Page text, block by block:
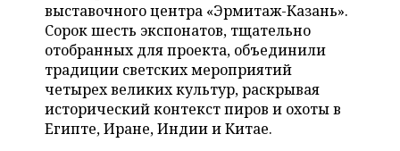
КИБЕРСПОРТ
ФИГУРНОЕ КАТАНИЕ
ВОДНЫЕ ВИДЫ СПОРТА
ХОККЕЙ С МЯЧОМ
КУЛЬТУРА
МЕДИЦИНА
ОБРАЗОВАНИЕ
ПРОИСШЕСТВИЯ
СПИСОК КОМПАНИЙ
выставочного центра «Эрмитаж-Казань».
Сорок шесть экспонатов, тщательно
отобранных для проекта, объединили
традиции светских мероприятий
четырех великих культур, раскрывая
исторический контекст пиров и охоты в
Египте, Иране, Индии и Китае.